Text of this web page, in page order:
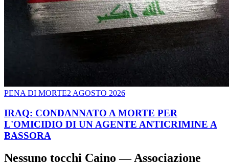
PENA DI MORTE2 AGOSTO 2026
IRAQ: CONDANNATO A MORTE PER
L'OMICIDIO DI UN AGENTE ANTICRIMINE A
BASSORA
Nessuno tocchi Caino — Associazione